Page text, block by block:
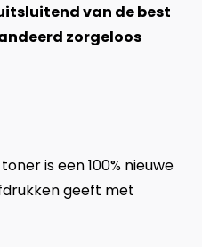
van de best
zorgeloos
is een 100% nieuwe
geeft met